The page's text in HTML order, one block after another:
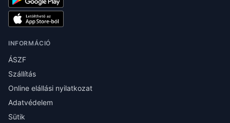
INFORMÁCIÓ
ÁSZF
Szállítás
Online elállási nyilatkozat
Adatvédelem
Sütik